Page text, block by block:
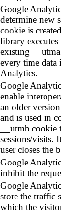
Google
determine new
cookie is
library executes
existing
every time data
Analytics.
Google
enable
an older
and is used in
__utmb
sessions/visits.
user closes the
Google
inhibit the
Google
store the traffic
which the